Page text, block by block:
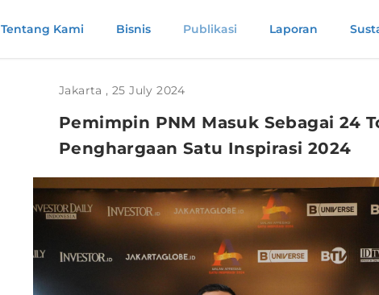
Tentang Kami Bisnis Publikasi Laporan
Jakarta , 25 July 2024
Pemimpin PNM Masuk Sebagai 24
Penghargaan Satu Inspirasi 2024